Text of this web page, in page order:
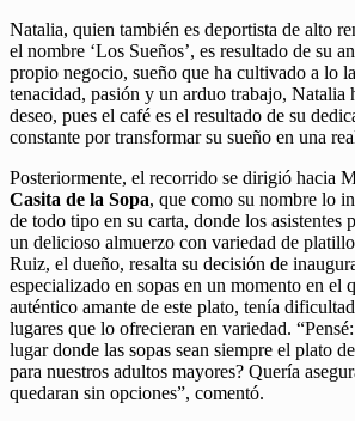
Natalia, quien también es deportista de alto
el nombre ‘Los Sueños’, es resultado de su
propio negocio, sueño que ha cultivado a lo
tenacidad, pasión y un arduo trabajo, Natalia
deseo, pues el café es el resultado de su
constante por transformar su sueño en una
Posteriormente, el recorrido se dirigió hacia
Casita de la Sopa, que como su nombre lo
de todo tipo en su carta, donde los asistentes
un delicioso almuerzo con variedad de
Ruiz, el dueño, resalta su decisión de
especializado en sopas en un momento en el
auténtico amante de este plato, tenía
lugares que lo ofrecieran en variedad.
lugar donde las sopas sean siempre el plato
para nuestros adultos mayores? Quería
quedaran sin opciones”, comentó.